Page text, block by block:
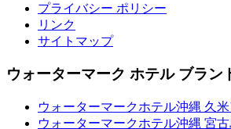
プライバシー ポリシー
リンク
サイトマップ
ウォーターマーク ホテル ブラン
ウォーターマークホテル沖縄 久
ウォーターマークホテル沖縄 宮